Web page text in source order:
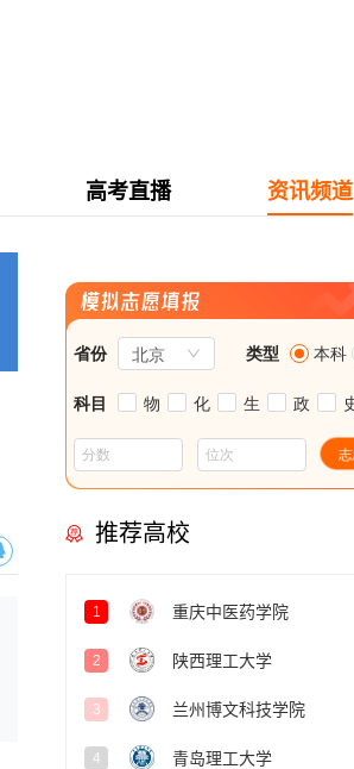
高考直播 资讯频道
推荐高校
1 重庆中医药学院
2 陕西理工大学
3 兰州博文科技学院
4 青岛理工大学